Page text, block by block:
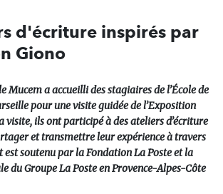
d'écriture inspirés par
Giono
Mucem a accueilli des stagiaires de l’École de
pour une visite guidée de l’Exposition
visite, ils ont participé à des ateliers d’écriture
et transmettre leur expérience à travers
est soutenu par la Fondation La Poste et la
du Groupe La Poste en Provence-Alpes-Côte